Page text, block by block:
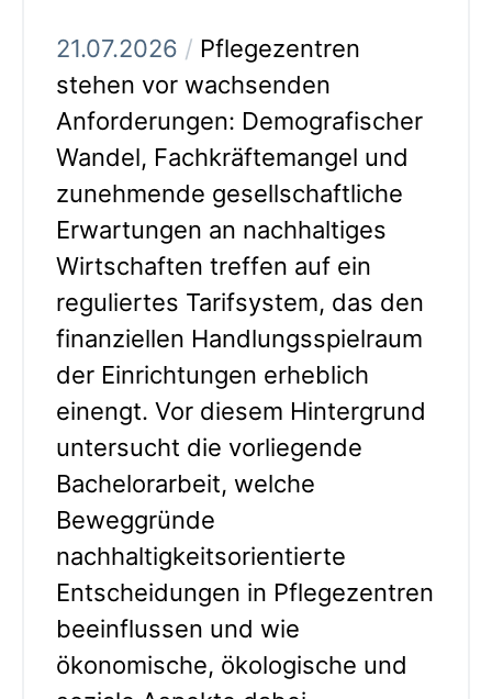
21.07.2026 / Pflegezentren
stehen vor wachsenden
Anforderungen: Demografischer
Wandel, Fachkräftemangel und
zunehmende gesellschaftliche
Erwartungen an nachhaltiges
Wirtschaften treffen auf ein
reguliertes Tarifsystem, das den
finanziellen Handlungsspielraum
der Einrichtungen erheblich
einengt. Vor diesem Hintergrund
untersucht die vorliegende
Bachelorarbeit, welche
Beweggründe
nachhaltigkeitsorientierte
Entscheidungen in Pflegezentren
beeinflussen und wie
ökonomische, ökologische und